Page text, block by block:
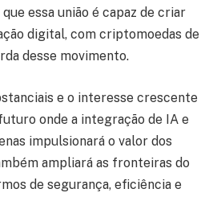
essa união é capaz de criar
digital, com criptomoedas de
desse movimento.
e o interesse crescente
onde a integração de IA e
impulsionará o valor dos
ampliará as fronteiras do
de segurança, eficiência e